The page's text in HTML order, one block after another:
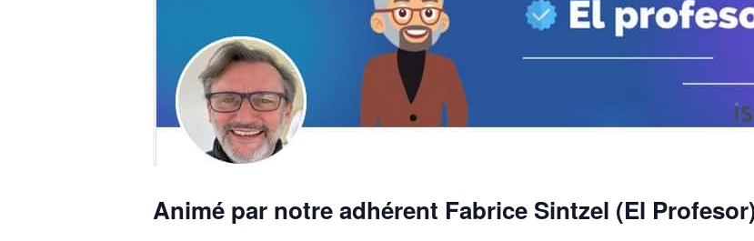
Animé par notre adhérent Fabrice Sintzel (El